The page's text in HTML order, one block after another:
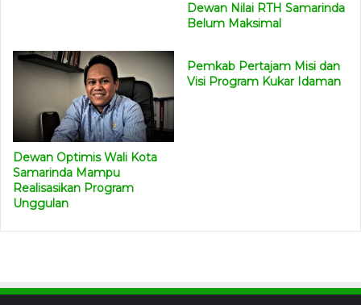
Dewan Nilai RTH Samarinda
Belum Maksimal
Dewan Optimis Wali Kota
Samarinda Mampu
Realisasikan Program
Unggulan
Pemkab Pertajam Misi dan
Visi Program Kukar Idaman